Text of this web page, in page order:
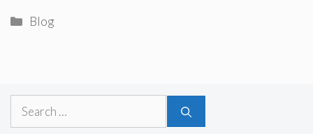
Categories
Blog
Search